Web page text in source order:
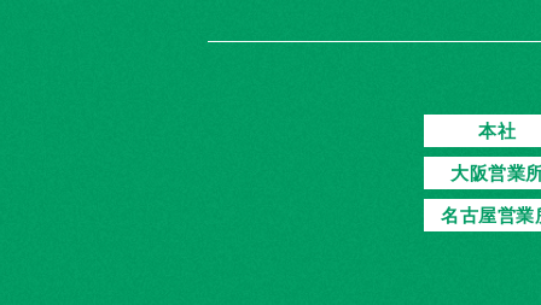
本社
大阪営業
名古屋営業